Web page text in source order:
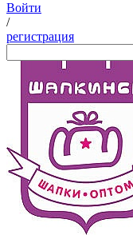
Войти
/
регистрация